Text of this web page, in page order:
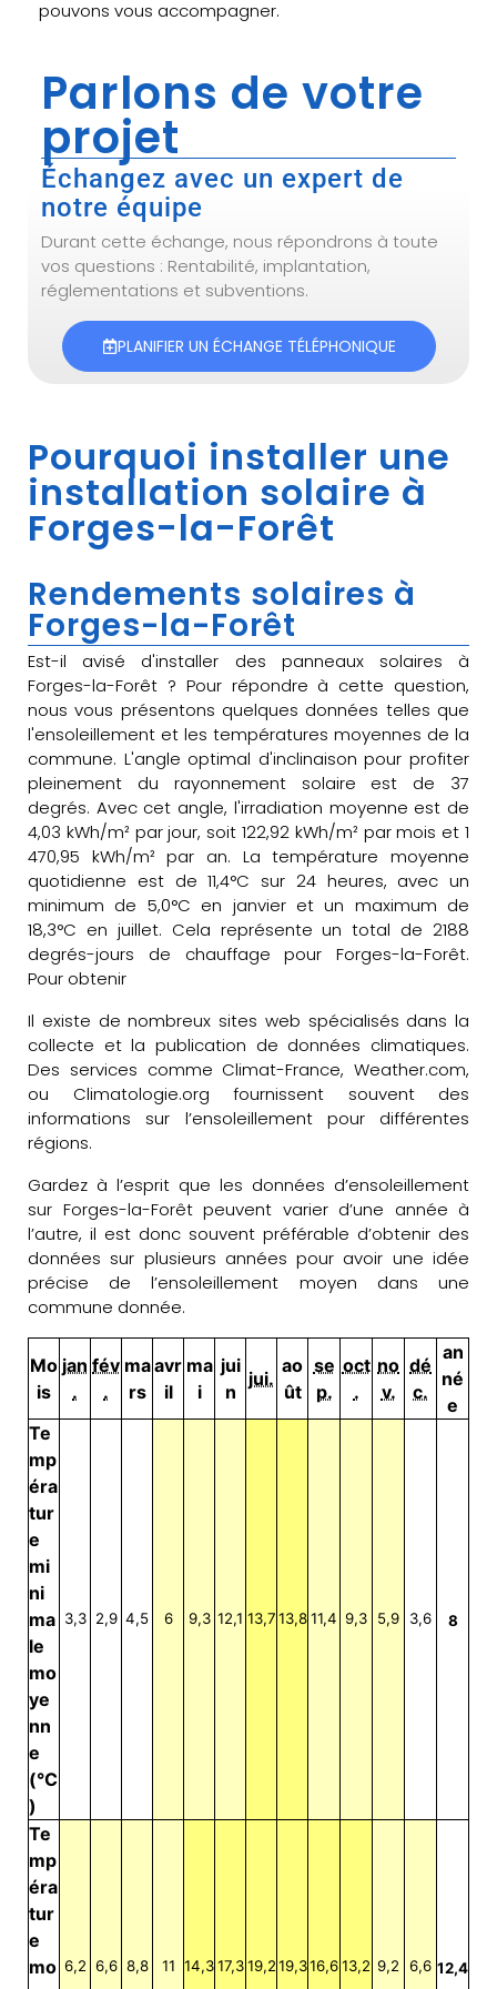
pouvons vous accompagner.
Parlons de votre
projet
Échangez avec un expert de
notre équipe
Durant cette échange, nous répondrons à toute
vos questions : Rentabilité, implantation,
réglementations et subventions.
PLANIFIER UN ÉCHANGE TÉLÉPHONIQUE
Pourquoi installer une
installation solaire à
Forges-la-Forêt
Rendements solaires à
Forges-la-Forêt
Est-il avisé d'installer des panneaux solaires à
Forges-la-Forêt ? Pour répondre à cette question,
nous vous présentons quelques données telles que
l'ensoleillement et les températures moyennes de la
commune. L'angle optimal d'inclinaison pour profiter
pleinement du rayonnement solaire est de 37
degrés. Avec cet angle, l'irradiation moyenne est de
4,03 kWh/m² par jour, soit 122,92 kWh/m² par mois et 1
470,95 kWh/m² par an. La température moyenne
quotidienne est de 11,4°C sur 24 heures, avec un
minimum de 5,0°C en janvier et un maximum de
18,3°C en juillet. Cela représente un total de 2188
degrés-jours de chauffage pour Forges-la-Forêt.
Pour obtenir
Il existe de nombreux sites web spécialisés dans la
collecte et la publication de données climatiques.
Des services comme Climat-France, Weather.com,
ou Climatologie.org fournissent souvent des
informations sur l’ensoleillement pour différentes
régions.
Gardez à l’esprit que les données d’ensoleillement
sur Forges-la-Forêt peuvent varier d’une année à
l’autre, il est donc souvent préférable d’obtenir des
données sur plusieurs années pour avoir une idée
précise de l’ensoleillement moyen dans une
commune donnée.
Mo
is
jan
.
fév
.
ma
rs
avr
il
ma
i
jui
n
jui.
ao
ût
se
p.
oct
.
no
v.
dé
c.
an
né
e
Te
mp
éra
tur
e
mi
ni
ma
le
mo
ye
nn
e
(°C
)
3,3 2,9 4,5 6 9,3 12,1 13,713,8 11,4 9,3 5,9 3,6 8
Te
mp
éra
tur
e
mo 6,2 6,6 8,8 11 14,317,3 19,219,316,613,2 9,2 6,6 12,4